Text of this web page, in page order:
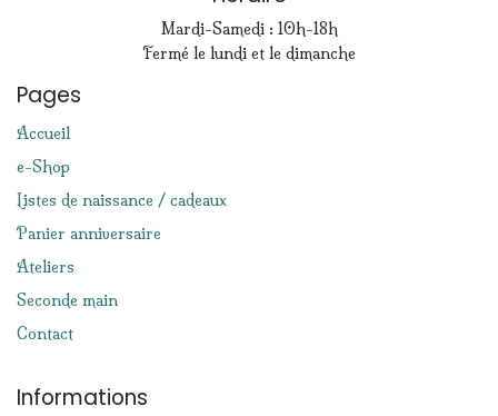
Mardi-Samedi : 10h-18h
Fermé le lundi et le dimanche
Pages
Accueil
e-Shop
Listes de naissance / cadeaux
Panier anniversaire
Ateliers
Seconde main
Contact
Informations